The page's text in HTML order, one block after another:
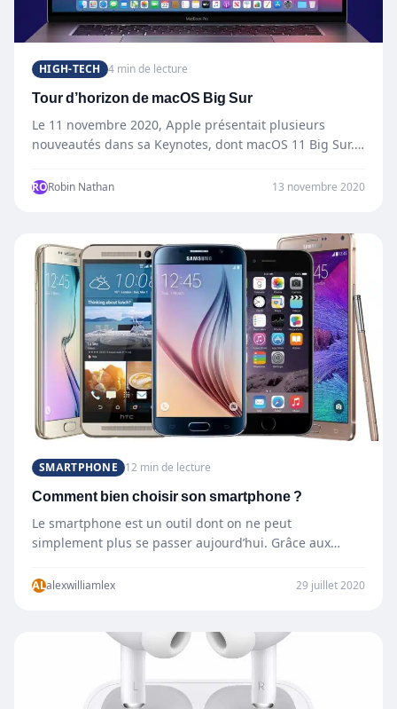
HIGH-TECH 4 min de lecture
Tour d’horizon de macOS Big Sur
Le 11 novembre 2020, Apple présentait plusieurs
nouveautés dans sa Keynotes, dont macOS 11 Big Sur.
RORobin Nathan 13 novembre 2020
SMARTPHONE 12 min de lecture
Comment bien choisir son smartphone ?
Le smartphone est un outil dont on ne peut
simplement plus se passer aujourd’hui. Grâce aux
ALalexwilliamlex 29 juillet 2020